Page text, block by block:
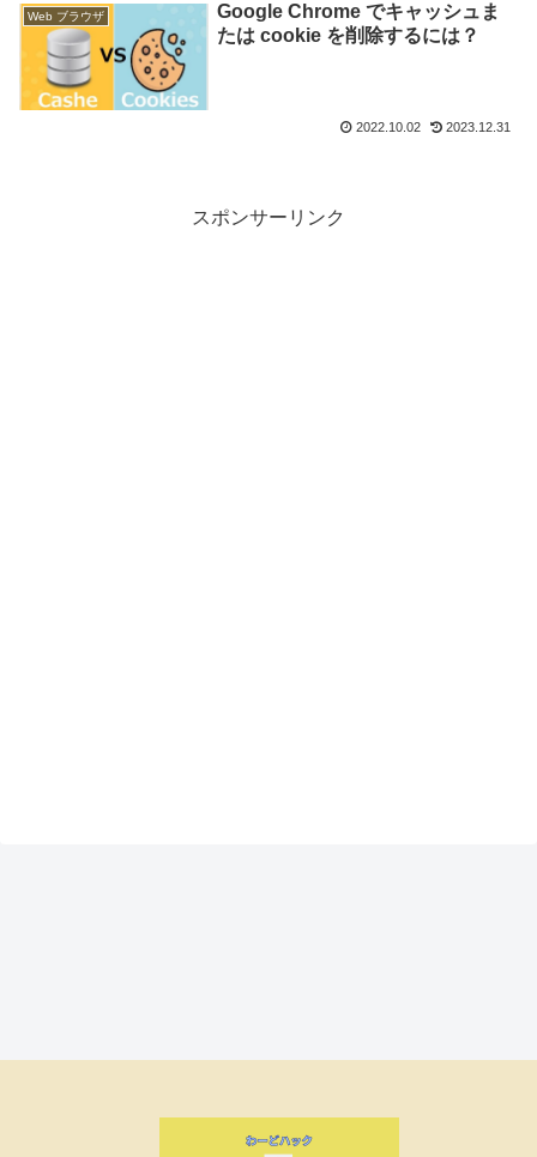
Web ブラウザ
Google Chrome でキャッシュま
たは cookie を削除するには？
2022.10.02 2023.12.31
スポンサーリンク